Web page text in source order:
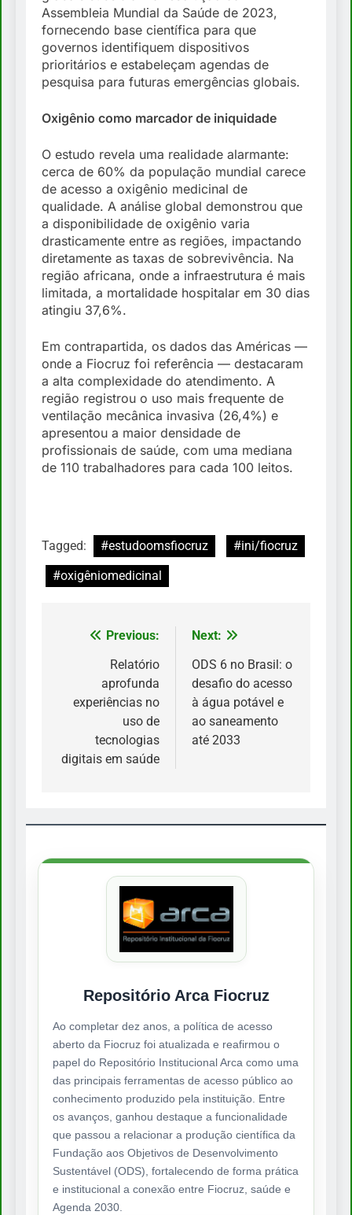
Assembleia Mundial da Saúde de 2023,
fornecendo base científica para que
governos identifiquem dispositivos
prioritários e estabeleçam agendas de
pesquisa para futuras emergências globais.
Oxigênio como marcador de iniquidade
O estudo revela uma realidade alarmante:
cerca de 60% da população mundial carece
de acesso a oxigênio medicinal de
qualidade. A análise global demonstrou que
a disponibilidade de oxigênio varia
drasticamente entre as regiões, impactando
diretamente as taxas de sobrevivência. Na
região africana, onde a infraestrutura é mais
limitada, a mortalidade hospitalar em 30 dias
atingiu 37,6%.
Em contrapartida, os dados das Américas —
onde a Fiocruz foi referência — destacaram
a alta complexidade do atendimento. A
região registrou o uso mais frequente de
ventilação mecânica invasiva (26,4%) e
apresentou a maior densidade de
profissionais de saúde, com uma mediana
de 110 trabalhadores para cada 100 leitos.
Tagged: #estudoomsfiocruz
#ini/fiocruz
#oxigêniomedicinal
Navegação
Post
Previous:
Relatório
aprofunda
experiências no
uso de
tecnologias
digitais em saúde
Next:
ODS 6 no Brasil: o
desafio do acesso
à água potável e
ao saneamento
até 2033
Repositório Arca Fiocruz
Ao completar dez anos, a política de acesso
aberto da Fiocruz foi atualizada e reafirmou o
papel do Repositório Institucional Arca como uma
das principais ferramentas de acesso público ao
conhecimento produzido pela instituição. Entre
os avanços, ganhou destaque a funcionalidade
que passou a relacionar a produção científica da
Fundação aos Objetivos de Desenvolvimento
Sustentável (ODS), fortalecendo de forma prática
e institucional a conexão entre Fiocruz, saúde e
Agenda 2030.